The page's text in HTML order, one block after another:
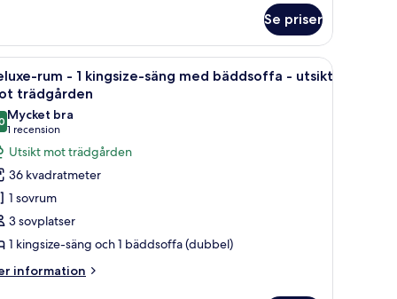
Se priser
en stol, en takfläkt och utsikt över omgivningarna.
Ett hotellrum med en stor säng, ett
8
rum - 1 kingsize-säng med bäddsoffa - utsikt
trädgården
av 10
Mycket bra
1 recension
(1 recension)
Utsikt mot trädgården
36 kvadratmeter
1 sovrum
3 sovplatser
1 kingsize-säng och 1 bäddsoffa (dubbel)
information